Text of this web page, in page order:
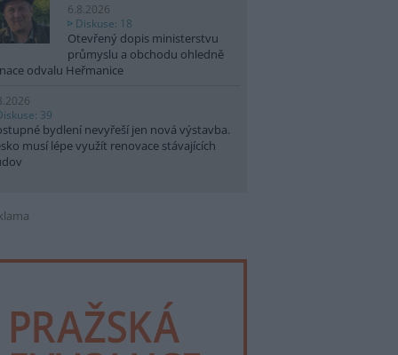
6.8.2026
Diskuse: 18
Otevřený dopis ministerstvu
průmyslu a obchodu ohledně
odvalu Heřmanice
39
bydlení nevyřeší jen nová výstavba.
musí lépe využít renovace stávajících